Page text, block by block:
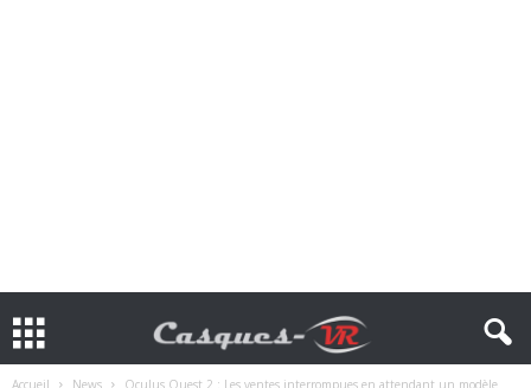
Accueil News
Oculus Quest 2 : Les ventes interrompues en attendant un modèle